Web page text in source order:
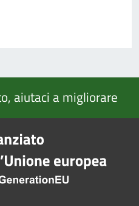
aiutaci a migliorare